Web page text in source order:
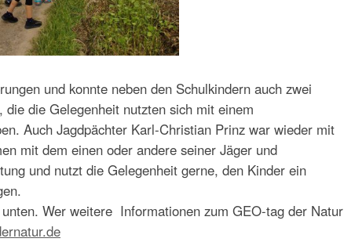
und konnte neben den Schulkindern auch zwei
die Gelegenheit nutzten sich mit einem
Auch Jagdpächter Karl-Christian Prinz war wieder mit
mit dem einen oder andere seiner Jäger und
und nutzt die Gelegenheit gerne, den Kinder ein
Wer weitere Informationen zum GEO-tag der Natur